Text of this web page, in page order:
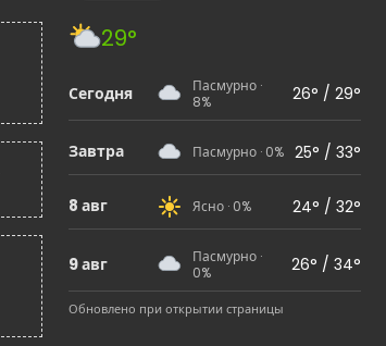
29°
Сегодня
Пасмурно ·
8%
26° / 29°
Завтра Пасмурно · 0% 25° / 33°
8 авг Ясно · 0% 24° / 32°
9 авг
Пасмурно ·
0%
26° / 34°
Обновлено при открытии страницы